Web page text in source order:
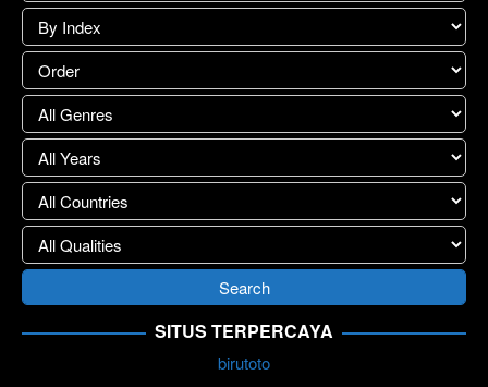
SITUS TERPERCAYA
birutoto